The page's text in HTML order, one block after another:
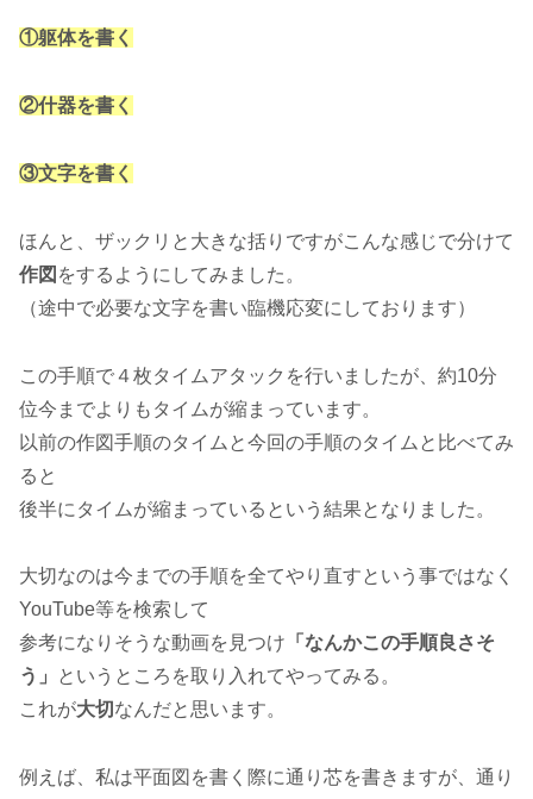
①躯体を書く
②什器を書く
③文字を書く
ほんと、ザックリと大きな括りですがこんな感じで分けて
作図 をするようにしてみました。
（途中で必要な文字を書い臨機応変にしております）
この手順で４枚タイムアタックを行いましたが、約10分
位今までよりもタイムが縮まっています。
以前の作図手順のタイムと今回の手順のタイムと比べてみ
ると
後半にタイムが縮まっているという結果となりました。
大切なのは今までの手順を全てやり直すという事ではなく
YouTube等を検索して
参考になりそうな動画を見つけ 「なんかこの手順良さそ
う」
というところを取り入れてやってみる。
これが大切 なんだと思います。
例えば、私は平面図を書く際に通り芯を書きますが、通り